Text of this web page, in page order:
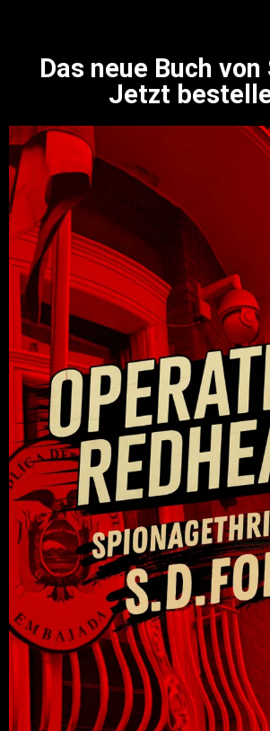
Das neue Buch von
Jetzt